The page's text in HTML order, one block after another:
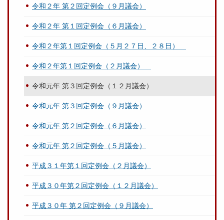
令和２年 第２回定例会（９月議会）
令和２年 第１回定例会（６月議会）
令和２年第１回定例会（５月２７日、２８日）
令和２年第１回定例会（２月議会）
令和元年 第３回定例会（１２月議会）
令和元年 第３回定例会（９月議会）
令和元年 第２回定例会（６月議会）
令和元年 第２回定例会（５月議会）
平成３１年第１回定例会（２月議会）
平成３０年第２回定例会（１２月議会）
平成３０年 第２回定例会（９月議会）